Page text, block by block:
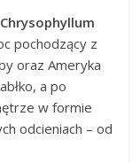
Chrysophyllum
pochodzący z
oraz Ameryka
a po
w formie
odcieniach – od